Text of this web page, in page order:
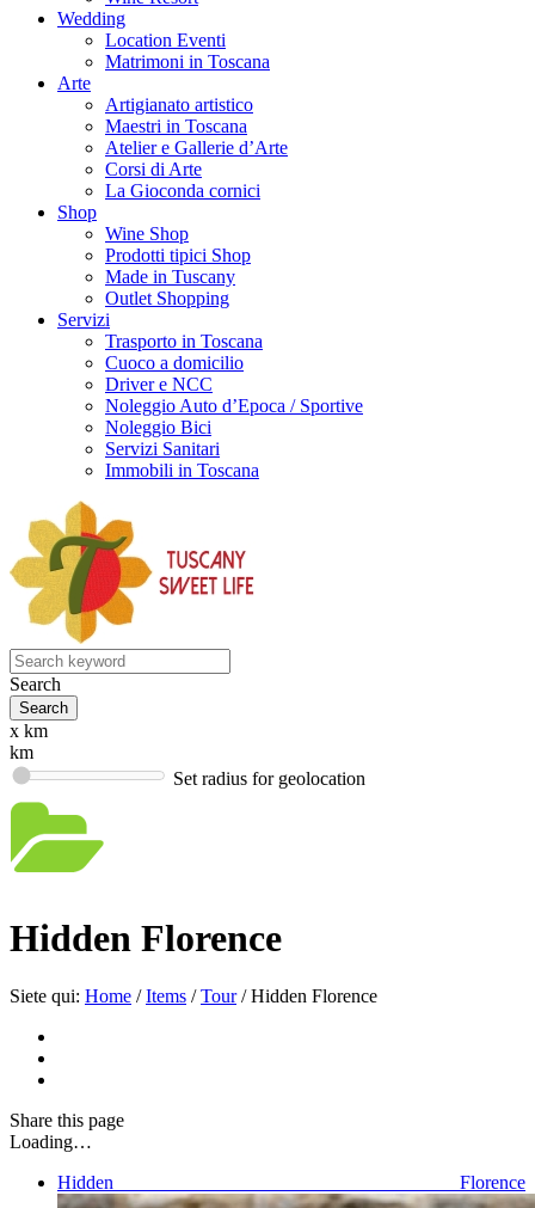
Wedding
Location Eventi
Matrimoni in Toscana
Arte
Artigianato artistico
Maestri in Toscana
Atelier e Gallerie d’Arte
Corsi di Arte
La Gioconda cornici
Shop
Wine Shop
Prodotti tipici Shop
Made in Tuscany
Outlet Shopping
Servizi
Trasporto in Toscana
Cuoco a domicilio
Driver e NCC
Noleggio Auto d’Epoca / Sportive
Noleggio Bici
Servizi Sanitari
Immobili in Toscana
Search
x km
km
Set radius for geolocation
Hidden Florence
Siete qui: Home / Items / Tour / Hidden Florence
Share this page
Loading…
Hidden Florence